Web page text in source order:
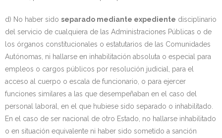
d) No haber sido separado mediante expediente disciplinario
del servicio de cualquiera de las Administraciones Públicas o de
los órganos constitucionales o estatutarios de las Comunidades
Autónomas, ni hallarse en inhabilitación absoluta o especial para
empleos o cargos públicos por resolución judicial, para el
acceso al cuerpo o escala de funcionario, o para ejercer
funciones similares a las que desempeñaban en el caso del
personal laboral, en el que hubiese sido separado o inhabilitado.
En el caso de ser nacional de otro Estado, no hallarse inhabilitado
o en situación equivalente ni haber sido sometido a sanción